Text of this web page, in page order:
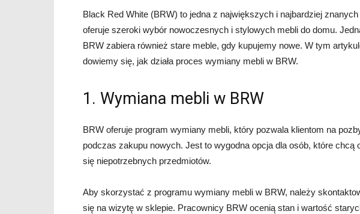
Black Red White (BRW) to jedna z największych i najbardziej
oferuje szeroki wybór nowoczesnych i stylowych mebli do domu.
BRW zabiera również stare meble, gdy kupujemy nowe. W tym
dowiemy się, jak działa proces wymiany mebli w BRW.
1. Wymiana mebli w BRW
BRW oferuje program wymiany mebli, który pozwala klientom na
podczas zakupu nowych. Jest to wygodna opcja dla osób, które
się niepotrzebnych przedmiotów.
Aby skorzystać z programu wymiany mebli w BRW, należy
się na wizytę w sklepie. Pracownicy BRW ocenią stan i wartość